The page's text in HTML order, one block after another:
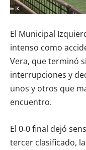
El Municipal
intenso como
Vera, que terminó
interrupciones y
unos y otros que
encuentro.
El 0‑0 final dejó
tercer clasificado,